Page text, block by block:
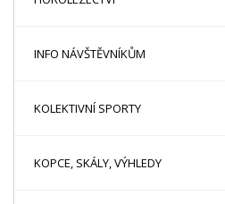
INFO NÁVŠTĚVNÍKŮM
KOLEKTIVNÍ SPORTY
KOPCE, SKÁLY, VÝHLEDY